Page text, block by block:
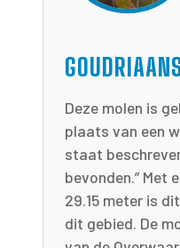
Deze molen is
plaats van een
staat
bevonden.” Met
29.15 meter is
dit gebied. De